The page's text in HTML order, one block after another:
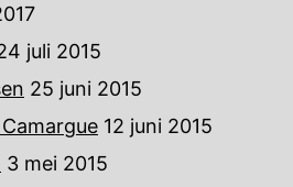
juli 2015
25 juni 2015
12 juni 2015
3 mei 2015